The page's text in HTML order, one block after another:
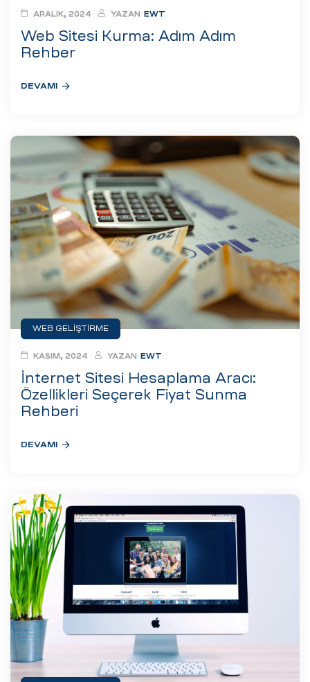
Web Sitesi Kurma: Adım Adım
Rehber
ARALIK, 2024 YAZAN EWT
DEVAMI
WEB GELIŞTIRME
İnternet Sitesi Hesaplama Aracı:
Özellikleri Seçerek Fiyat Sunma
Rehberi
KASIM, 2024 YAZAN EWT
DEVAMI